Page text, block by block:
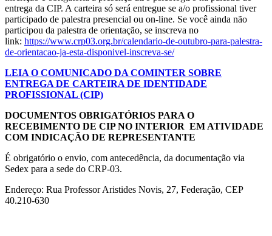
entrega da CIP. A carteira só será entregue se a/o profissional tiver
participado de palestra presencial ou on-line. Se você ainda não
participou da palestra de orientação, se inscreva no
link: https://www.crp03.org.br/calendario-de-outubro-para-palestra-
de-orientacao-ja-esta-disponivel-inscreva-se/
LEIA O COMUNICADO DA COMINTER SOBRE
ENTREGA DE CARTEIRA DE IDENTIDADE
PROFISSIONAL (CIP)
DOCUMENTOS OBRIGATÓRIOS PARA O
RECEBIMENTO DE CIP NO INTERIOR EM ATIVIDADE
COM INDICAÇÃO DE REPRESENTANTE
É obrigatório o envio, com antecedência, da documentação via
Sedex para a sede do CRP-03.
Endereço: Rua Professor Aristides Novis, 27, Federação, CEP
40.210-630